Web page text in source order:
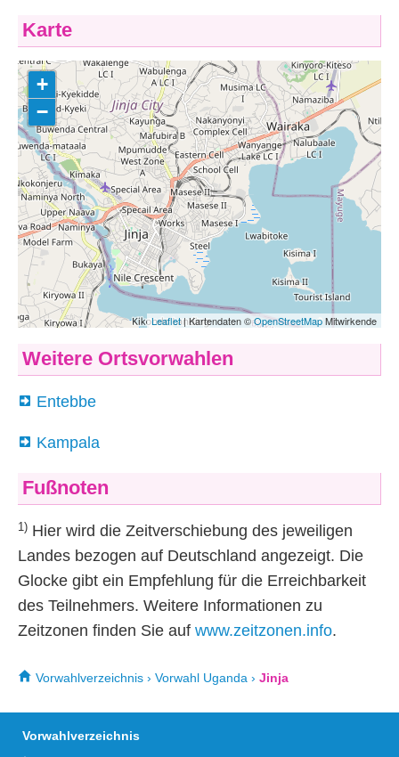
Karte
Weitere Ortsvorwahlen
Entebbe
Kampala
Fußnoten
1) Hier wird die Zeitverschiebung des jeweiligen
Landes bezogen auf Deutschland angezeigt. Die
Glocke gibt ein Empfehlung für die Erreichbarkeit
des Teilnehmers. Weitere Informationen zu
Zeitzonen finden Sie auf www.zeitzonen.info.
Vorwahlverzeichnis › Vorwahl Uganda › Jinja
Vorwahlverzeichnis